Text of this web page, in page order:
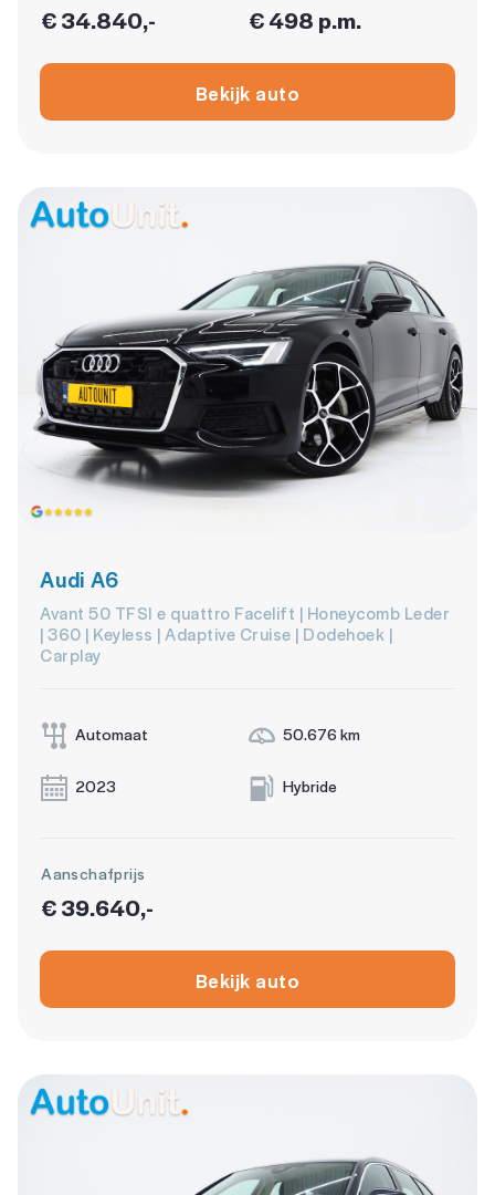
€ 34.840,- € 498 p.m.
Bekijk auto
Audi A6
Avant 50 TFSI e quattro Facelift | Honeycomb Leder
| 360 | Keyless | Adaptive Cruise | Dodehoek |
Carplay
Automaat 50.676 km
2023 Hybride
Aanschafprijs
€ 39.640,-
Bekijk auto